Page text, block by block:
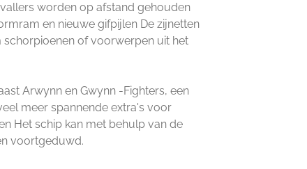
worden op afstand gehouden
en nieuwe gifpijlen De zijnetten
of voorwerpen uit het
Arwynn en Gwynn -Fighters, een
meer spannende extra's voor
Het schip kan met behulp van de
voortgeduwd.